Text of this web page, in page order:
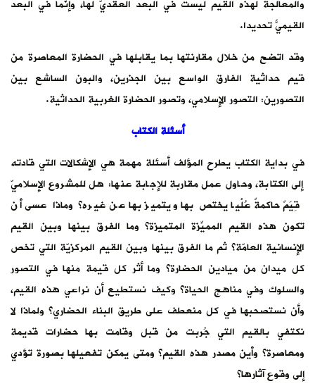
والمعالجةُ لهذه القيم ليست في البعد العقديّ لها، وإنّما في البعد
القيميّ تحديدًا.
وقد اتضح من خلال مقارنتها بما يقابلها في الحضارة المعاصرة من
قيم حداثية الفارق الواسع بين الجذرين، والبون الساشع بين
التصورين: التصور الإسلامي، وتصور الحضارة الغربية الحداثية.
أسئلة الكتاب
في بداية الكتاب يطرح المؤلف أسئلة مهمة هي الإشكالات التي قادته
إلى الكتابة، وحاول عمل مقاربة للإجابة عنها: هل للمشروع الإسلاميّ
قِيَمٌ حاكمةٌ عُلْيا يختص بها ويتميز بها عن غيره؟ وماذا عسى أن
تكون هذه القيم المميِّزة المتميزة؟ وما الفرق بينها وبين القيم
الإنسانية العامّة؟ ثم ما الفرق بينها وبين القيم المركزيّة التي تخص
كل ميدان من ميادين الحضارة؟ وما أثر كل قيمة منها في التصور
والسلوك وفي مناهج الحياة؟ وكيف نستطيع أن نراعي هذه القيم،
وأن نستصحبها في كل منعطف على طريق البناء الحضاري؟ ولماذا لا
نكتفي بالقيم التي جُربت من قبل وقامت بها حضارات قديمة
ومعاصرة؟ وأين مصدر هذه القيم؟ ومتى يمكن تفعيلها بصورة تؤدي
إلى وقوع آثارها؟